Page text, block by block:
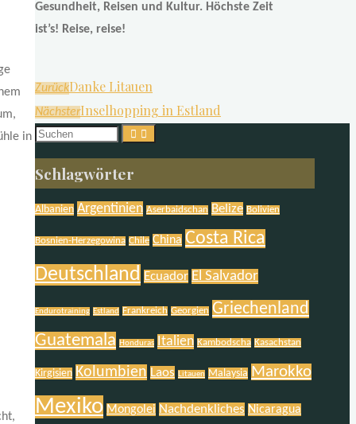
in
Gesundheit, Reisen und Kultur. Höchste Zeit
ist’s! Reise, reise!
ZurückDanke Litauen
NächsterInselhopping in Estland
Suchen
nach:
Schlagwörter
Albanien Argentinien Aserbaidschan Belize Bolivien
Bosnien-Herzegowina Chile China Costa Rica
Deutschland Ecuador El Salvador
Endurotraining Estland Frankreich Georgien Griechenland
Guatemala Honduras Italien Kambodscha Kasachstan
Kirgisien Kolumbien Laos Litauen Malaysia Marokko
Mexiko Mongolei Nachdenkliches Nicaragua